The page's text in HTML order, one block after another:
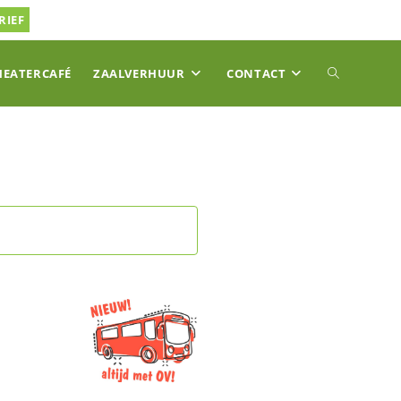
ZAALVERHUUR CONTACT TOGGLE